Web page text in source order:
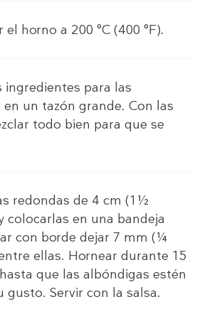
el horno a 200 °C (400 °F).
ingredientes para las
un tazón grande. Con las
todo bien para que se
redondas de 4 cm (1½
colocarlas en una bandeja
con borde dejar 7 mm (¼
ellas. Hornear durante 15
que las albóndigas estén
gusto. Servir con la salsa.